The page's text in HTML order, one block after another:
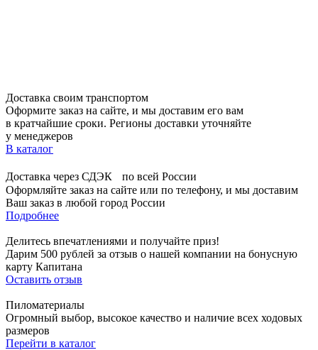
Доставка своим транспортом
Оформите заказ на сайте, и мы доставим его вам
в кратчайшие сроки. Регионы доставки уточняйте
у менеджеров
В каталог
Доставка через СДЭК по всей России
Оформляйте заказ на сайте или по телефону, и мы доставим
Ваш заказ в любой город России
Подробнее
Делитесь впечатлениями и получайте приз!
Дарим 500 рублей за отзыв о нашей компании на бонусную
карту Капитана
Оставить отзыв
Пиломатериалы
Огромный выбор, высокое качество и наличие всех ходовых
размеров
Перейти в каталог